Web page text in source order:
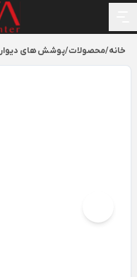
خانه/محصولات/پوشش های دیوار